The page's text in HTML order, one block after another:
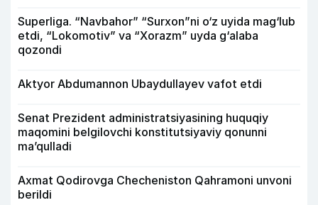
Superliga. “Navbahor” “Surxon”ni o‘z uyida mag‘lub
etdi, “Lokomotiv” va “Xorazm” uyda g‘alaba
qozondi
Aktyor Abdu­mannon Ubaydullayev vafot etdi
Senat Prezident administratsiyasining huquqiy
maqomini belgilovchi konstitutsiyaviy qonunni
ma’qulladi
Axmat Qodirovga Checheniston Qahramoni unvoni
berildi